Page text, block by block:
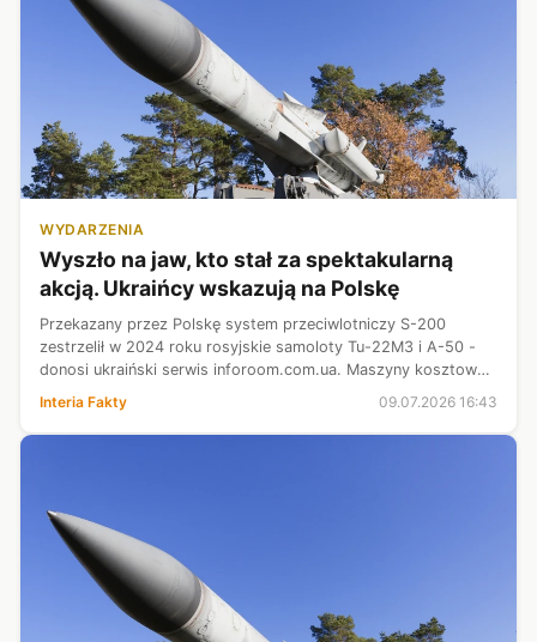
WYDARZENIA
Wyszło na jaw, kto stał za spektakularną
akcją. Ukraińcy wskazują na Polskę
Przekazany przez Polskę system przeciwlotniczy S-200
zestrzelił w 2024 roku rosyjskie samoloty Tu-22M3 i A-50 -
donosi ukraiński serwis inforoom.com.ua. Maszyny kosztowały
Kreml nawet kilkaset milionów dolarów. Listę sprzętu
wojskowego przekazanego U...
Interia Fakty 09.07.2026 16:43